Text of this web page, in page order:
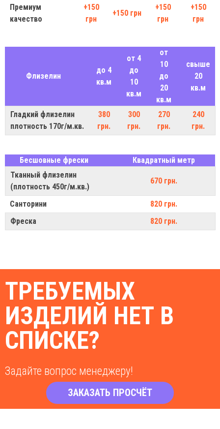
Премиум
качество
+150
грн
+150 грн
+150
грн
+150
грн
Флизелин
до 4
кв.м
от 4
до
10
кв.м
от
10
до
20
кв.м
свыше
20
кв.м
Гладкий флизелин
плотность 170г/м.кв.
380
грн.
300
грн.
270
грн.
240
грн.
Бесшовные фрески
Квадратный метр
Тканный флизелин
(плотность 450г/м.кв.)
670 грн.
Санторини
820 грн.
Фреска
820 грн.
ТРЕБУЕМЫХ
ИЗДЕЛИЙ НЕТ В
СПИСКЕ?
Задайте вопрос менеджеру!
ЗАКАЗАТЬ ПРОСЧЁТ